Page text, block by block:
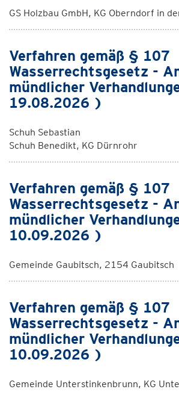
GS Holzbau GmbH, KG Oberndorf in
Verfahren gemäß § 107
Wasserrechtsgesetz -
mündlicher
19.08.2026 )
Schuh Sebastian
Schuh Benedikt, KG Dürnrohr
Verfahren gemäß § 107
Wasserrechtsgesetz -
mündlicher
10.09.2026 )
Gemeinde Gaubitsch, 2154 Gaubitsch
Verfahren gemäß § 107
Wasserrechtsgesetz -
mündlicher
10.09.2026 )
Gemeinde Unterstinkenbrunn, KG